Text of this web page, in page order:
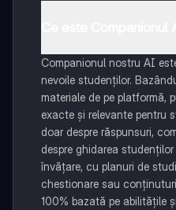
Companionul nostru AI
nevoile studenților.
materiale de pe platformă,
exacte și relevante pentru
doar despre răspunsuri,
despre ghidarea
învățare, cu planuri de
chestionare sau
100% bazată pe abilitățile